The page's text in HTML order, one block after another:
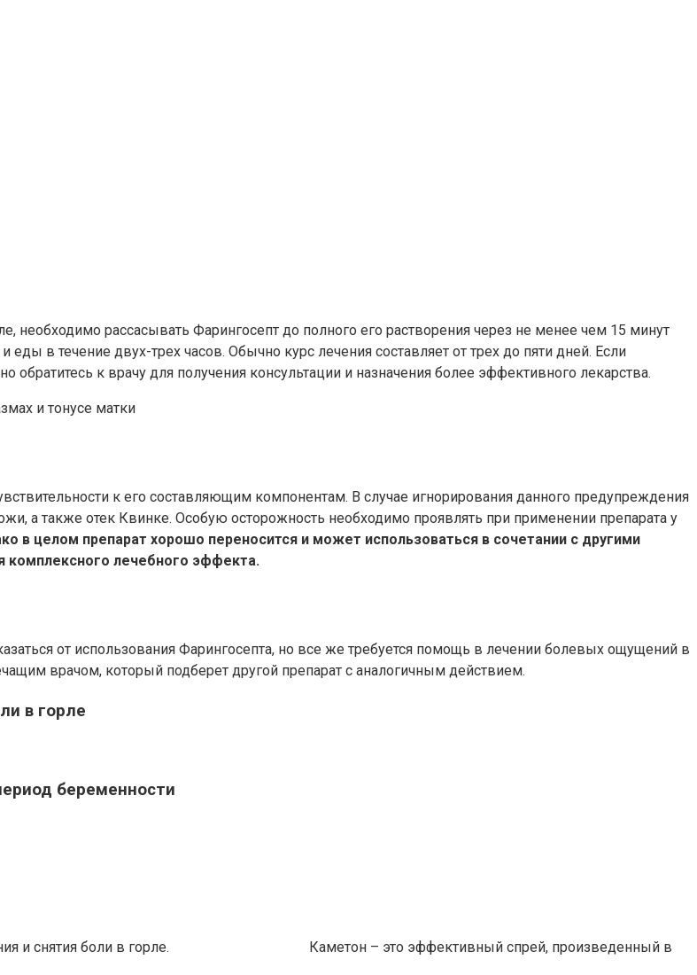
необходимо рассасывать Фарингосепт до полного его растворения через не менее чем 15 минут
в течение двух-трех часов. Обычно курс лечения составляет от трех до пяти дней. Если
к врачу для получения консультации и назначения более эффективного лекарства.
и тонусе матки
к его составляющим компонентам. В случае игнорирования данного предупреждения
а также отек Квинке. Особую осторожность необходимо проявлять при применении препарата у
в целом препарат хорошо переносится и может использоваться в сочетании с другими
комплексного лечебного эффекта.
от использования Фарингосепта, но все же требуется помощь в лечении болевых ощущений в
врачом, который подберет другой препарат с аналогичным действием.
в горле
беременности
и снятия боли в горле. Каметон – это эффективный спрей, произведенный в